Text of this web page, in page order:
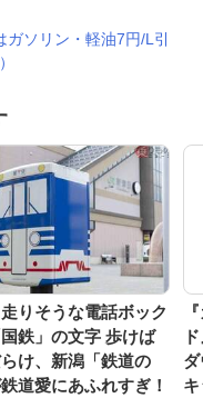
ソリン・軽油7円/L引
りそうな電話ボック
鉄」の文字 歩けば
け、新潟「鉄道の
道愛にあふれすぎ！